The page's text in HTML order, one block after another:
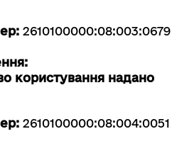
2610100000:08:003:0679
користування надано
2610100000:08:004:0051